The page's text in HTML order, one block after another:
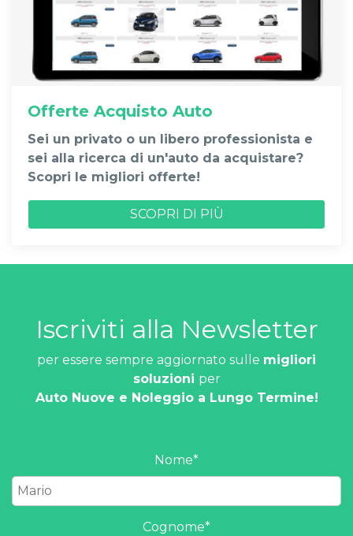
Offerte Acquisto Auto
Sei un privato o un libero professionista e
sei alla ricerca di un'auto da acquistare?
Scopri le migliori offerte!
SCOPRI DI PIÙ
Iscriviti alla Newsletter
per essere sempre aggiornato sulle migliori
soluzioni per
Auto Nuove e Noleggio a Lungo Termine!
Nome*
Cognome*